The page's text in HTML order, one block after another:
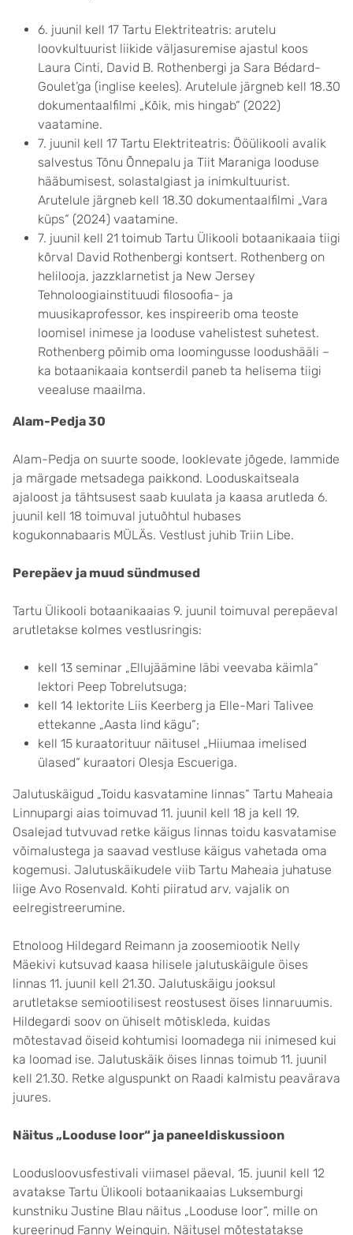
6. juunil kell 17 Tartu Elektriteatris: arutelu
loovkultuurist liikide väljasuremise ajastul koos
Laura Cinti, David B. Rothenbergi ja Sara Bédard-
Goulet’ga (inglise keeles). Arutelule järgneb kell 18.30
dokumentaalfilmi „Kõik, mis hingab“ (2022)
vaatamine.
7. juunil kell 17 Tartu Elektriteatris: Ööülikooli avalik
salvestus Tõnu Õnnepalu ja Tiit Maraniga looduse
hääbumisest, solastalgiast ja inimkultuurist.
Arutelule järgneb kell 18.30 dokumentaalfilmi „Vara
küps“ (2024) vaatamine.
7. juunil kell 21 toimub Tartu Ülikooli botaanikaaia tiigi
kõrval David Rothenbergi kontsert. Rothenberg on
helilooja, jazzklarnetist ja New Jersey
Tehnoloogiainstituudi filosoofia- ja
muusikaprofessor, kes inspireerib oma teoste
loomisel inimese ja looduse vahelistest suhetest.
Rothenberg põimib oma loomingusse loodushääli –
ka botaanikaaia kontserdil paneb ta helisema tiigi
veealuse maailma.
Alam-Pedja 30
Alam-Pedja on suurte soode, looklevate jõgede, lammide
ja märgade metsadega paikkond. Looduskaitseala
ajaloost ja tähtsusest saab kuulata ja kaasa arutleda 6.
juunil kell 18 toimuval jutuõhtul hubases
kogukonnabaaris MÜLÄs. Vestlust juhib Triin Libe.
Perepäev ja muud sündmused
Tartu Ülikooli botaanikaaias 9. juunil toimuval perepäeval
arutletakse kolmes vestlusringis:
kell 13 seminar „Ellujäämine läbi veevaba käimla“
lektori Peep Tobrelutsuga;
kell 14 lektorite Liis Keerberg ja Elle-Mari Talivee
ettekanne „Aasta lind kägu“;
kell 15 kuraatorituur näitusel „Hiiumaa imelised
ülased“ kuraatori Olesja Escueriga.
Jalutuskäigud „Toidu kasvatamine linnas“ Tartu Maheaia
Linnupargi aias toimuvad 11. juunil kell 18 ja kell 19.
Osalejad tutvuvad retke käigus linnas toidu kasvatamise
võimalustega ja saavad vestluse käigus vahetada oma
kogemusi. Jalutuskäikudele viib Tartu Maheaia juhatuse
liige Avo Rosenvald. Kohti piiratud arv, vajalik on
eelregistreerumine.
Etnoloog Hildegard Reimann ja zoosemiootik Nelly
Mäekivi kutsuvad kaasa hilisele jalutuskäigule öises
linnas 11. juunil kell 21.30. Jalutuskäigu jooksul
arutletakse semiootilisest reostusest öises linnaruumis.
Hildegardi soov on ühiselt mõtiskleda, kuidas
mõtestavad öiseid kohtumisi loomadega nii inimesed kui
ka loomad ise. Jalutuskäik öises linnas toimub 11. juunil
kell 21.30. Retke alguspunkt on Raadi kalmistu peavärava
juures.
Näitus „Looduse loor“ ja paneeldiskussioon
Loodusloovusfestivali viimasel päeval, 15. juunil kell 12
avatakse Tartu Ülikooli botaanikaaias Luksemburgi
kunstniku Justine Blau näitus „Looduse loor“, mille on
kureerinud Fanny Weinquin. Näitusel mõtestatakse